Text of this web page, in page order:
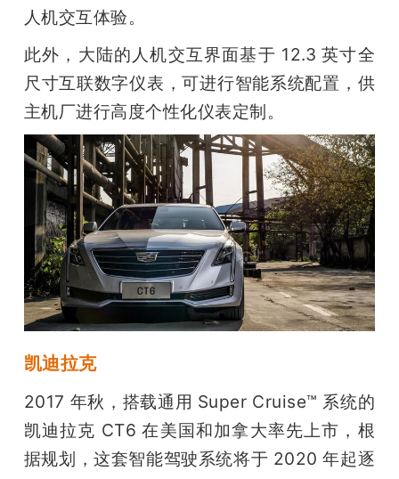
人机交互体验。
此外，大陆的人机交互界面基于 12.3 英寸全
尺寸互联数字仪表，可进行智能系统配置，供
主机厂进行高度个性化仪表定制。
凯迪拉克
2017 年秋，搭载通用 Super Cruise™ 系统的
凯迪拉克 CT6 在美国和加拿大率先上市，根
据规划，这套智能驾驶系统将于 2020 年起逐